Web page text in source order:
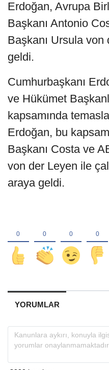
Erdoğan, Avrupa
Başkanı Antonio
Başkanı Ursula
geldi.
Cumhurbaşkanı
ve Hükümet
kapsamında
Erdoğan, bu
Başkanı Costa ve
von der Leyen ile
araya geldi.
YORUMLAR